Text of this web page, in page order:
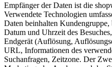
Empfänger der Daten ist die
Verwendete Technologien
Daten beinhalten
Datum und Uhrzeit des
Endgerät (Auflösung,
URL, Informationen des
Suchanfragen, Zeitzone. Der